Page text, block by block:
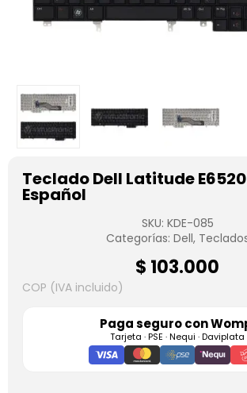
Teclado Dell Latitude
Español
SKU: KDE-085
Categorías: Dell,
$ 103.000
COP (IVA incluido)
Paga seguro con
Tarjeta · PSE · Nequi · Daviplata